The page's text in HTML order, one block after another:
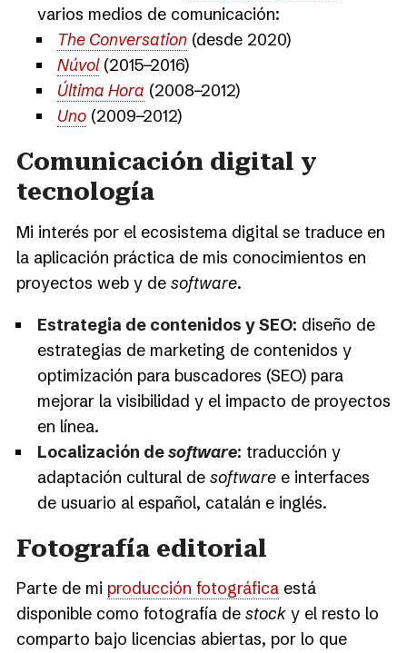
varios medios de comunicación:
The Conversation (desde 2020)
Núvol(2015−2016)
Última Hora (2008−2012)
Uno (2009−2012)
Comunicación digital y
tecnología
Mi interés por el ecosistema digital se traduce en
la aplicación práctica de mis conocimientos en
proyectos web y de software.
Estrategia de contenidos y SEO: diseño de
estrategias de marketing de contenidos y
optimización para buscadores (SEO) para
mejorar la visibilidad y el impacto de proyectos
en línea.
Localización desoftware: traducción y
adaptación cultural de softwaree interfaces
de usuario al español, catalán e inglés.
Fotografía editorial
Parte de mi producción fotográfica está
disponible como fotografía de stock y el resto lo
comparto bajo licencias abiertas, por lo que